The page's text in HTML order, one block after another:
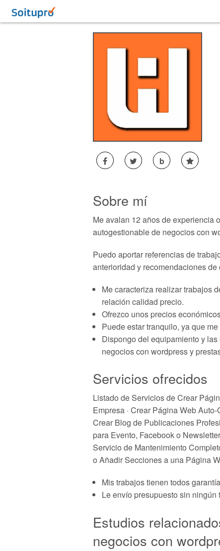
b
Sobre mí
Me avalan 12 años de experiencia
autogestionable de negocios con
Puedo aportar referencias de
anterioridad y recomendaciones de
Me caracteriza realizar trabajos
relación calidad precio.
Ofrezco unos precios
Puede estar tranquilo, ya que
Dispongo del equipamiento y
negocios con wordpress y
Servicios ofrecidos
Listado de Servicios de Crear
Empresa · Crear Página Web
Crear Blog de Publicaciones
para Evento, Facebook o
Servicio de Mantenimiento
o Añadir Secciones a una Página
Mis trabajos tienen todos
Le envío presupuesto sin
Estudios
negocios con